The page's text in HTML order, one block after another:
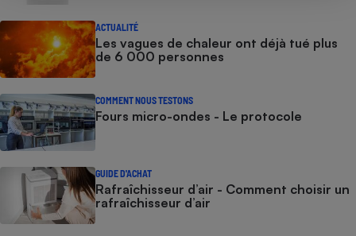
ACTUALITÉ
Les vagues de chaleur ont déjà tué plus
de 6 000 personnes
COMMENT NOUS TESTONS
Fours micro-ondes - Le protocole
GUIDE D'ACHAT
Rafraîchisseur d’air - Comment choisir un
rafraîchisseur d’air